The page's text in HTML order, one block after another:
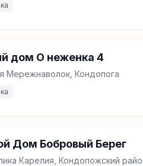
дом О неженка 4
Мережнаволок, Кондопога
Дом Бобровый Берег
Карелия, Кондопожский